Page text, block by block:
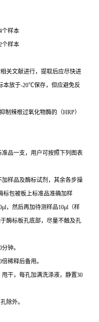
个样本
个样本
关文献进行，提取后应尽快进
本放于-20℃保存，但应避免反
抑制辣根过氧化物酶的（HRP）
品一支，用户可按照下列图表
样品及酶标试剂，其余各步操
标包被板上标准品准确加样
，然后再加待测样品10μl （样
酶标板孔底部，尽量不触及孔
分钟。
倍稀释后备用。
干，每孔加满洗涤液，静置30
除外。